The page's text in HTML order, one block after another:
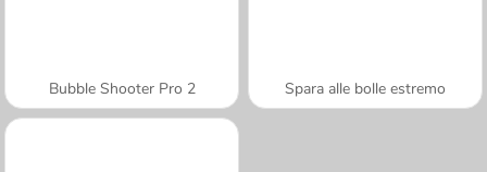
Bubble Shooter Pro 2 Spara alle bolle estremo